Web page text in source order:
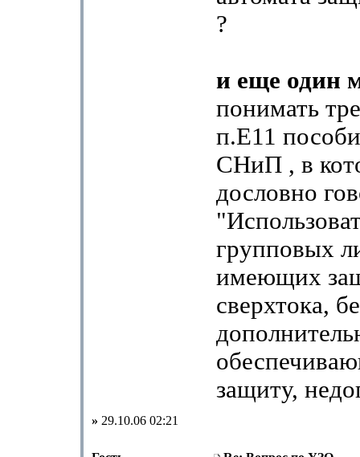
?
и еще один
понимать
п.Е11
СНиП , в
дословно
групповых
имеющих
сверхтока,
защиту,
» 29.10.06 02:21